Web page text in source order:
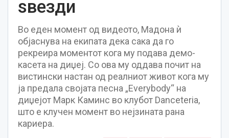
ѕвезди
Во еден момент од видеото, Мадона ѝ
објаснува на екипата дека сака да го
рекреира моментот кога му подава демо-
касета на диџеј. Со ова му оддава почит на
вистински настан од реалниот живот кога му
ја предала својата песна „Everybody“ на
диџејот Марк Каминс во клубот Danceteria,
што е клучен момент во нејзината рана
кариера.